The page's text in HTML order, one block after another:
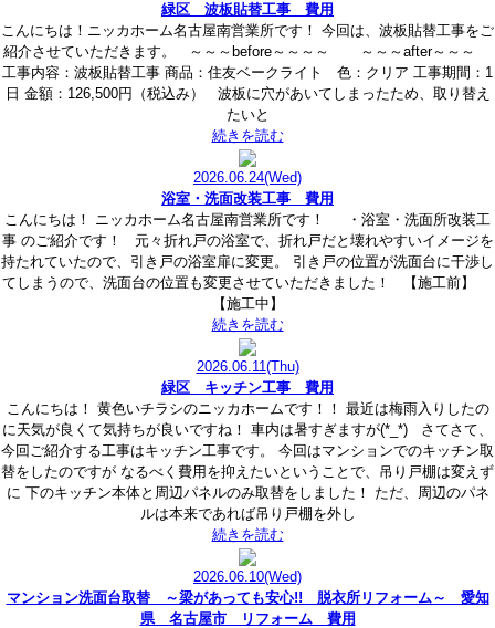
緑区 波板貼替工事 費用
こんにちは！ニッカホーム名古屋南営業所です！ 今回は、波板貼替工事をご
紹介させていただきます。 ～～～before～～～～ ～～～after～～～
工事内容：波板貼替工事 商品：住友ベークライト 色：クリア 工事期間：1
日 金額：126,500円（税込み） 波板に穴があいてしまったため、取り替え
たいと
続きを読む
2026.06.24(Wed)
浴室・洗面改装工事 費用
こんにちは！ ニッカホーム名古屋南営業所です！ ・浴室・洗面所改装工
事 のご紹介です！ 元々折れ戸の浴室で、折れ戸だと壊れやすいイメージを
持たれていたので、引き戸の浴室扉に変更。 引き戸の位置が洗面台に干渉し
てしまうので、洗面台の位置も変更させていただきました！ 【施工前】
【施工中】
続きを読む
2026.06.11(Thu)
緑区 キッチン工事 費用
こんにちは！ 黄色いチラシのニッカホームです！！ 最近は梅雨入りしたの
に天気が良くて気持ちが良いですね！ 車内は暑すぎますが(*_*) さてさて、
今回ご紹介する工事はキッチン工事です。 今回はマンションでのキッチン取
替をしたのですが なるべく費用を抑えたいということで、吊り戸棚は変えず
に 下のキッチン本体と周辺パネルのみ取替をしました！ ただ、周辺のパネ
ルは本来であれば吊り戸棚を外し
続きを読む
2026.06.10(Wed)
マンション洗面台取替 ～梁があっても安心!! 脱衣所リフォーム～ 愛知
県 名古屋市 リフォーム 費用